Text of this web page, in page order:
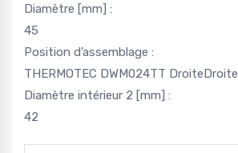
Diamètre [mm] :
45
Position d’assemblage :
THERMOTEC DWM024TT DroiteDroite
Diamètre intérieur 2 [mm] :
42